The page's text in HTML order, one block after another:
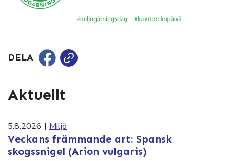
DELA
Aktuellt
5.8.2026 | Miljö
Veckans främmande art: Spansk
skogssnigel (Arion vulgaris)